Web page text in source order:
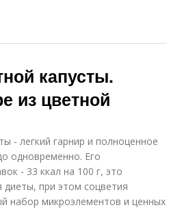
капусты.
из цветной
- легкий гарнир и полноценное
одновременно. Его
- 33 ккал на 100 г, это
при этом соцветия
набор микроэлементов и ценных